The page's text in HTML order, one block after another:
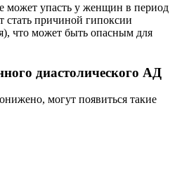
может упасть у женщин в период
стать причиной гипоксии
что может быть опасным для
диастолического АД
могут появиться такие